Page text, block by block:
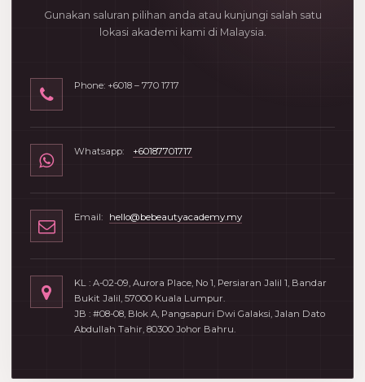
Gunakan saluran pilihan anda atau kunjungi salah satu
lokasi akademi kami di Malaysia.
Phone: +6018 – 770 1717
Whatsapp: +60187701717
Email: hello@bebeautyacademy.my
KL : A-02-09, Aurora Place, No 1, Persiaran Jalil 1, Bandar
Bukit Jalil, 57000 Kuala Lumpur.
JB : #08-08, Blok A, Pangsapuri Dwi Galaksi, Jalan Dato
Abdullah Tahir, 80300 Johor Bahru.